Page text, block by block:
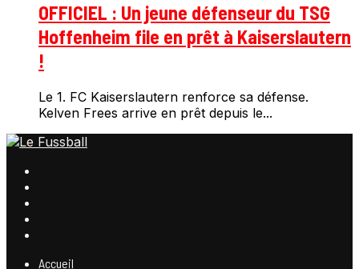
OFFICIEL : Un jeune défenseur du TSG
Hoffenheim file en prêt à Kaiserslautern
!
Le 1. FC Kaiserslautern renforce sa défense.
Kelven Frees arrive en prêt depuis le...
Accueil